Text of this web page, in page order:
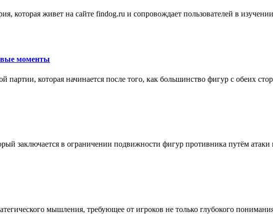
которая живет на сайте findog.ru и сопровождает пользователей в
моменты
которая начинается после того, как большинство фигур с обеих
заключается в ограничении подвижности фигур противника путём атаки
мышления, требующее от игроков не только глубокого